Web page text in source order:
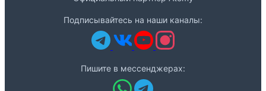
Подписывайтесь на наши каналы:
Пишите в мессенджерах: